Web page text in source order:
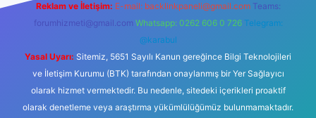
Reklam ve İletişim: E-mail: backlinkpaneli@gmail.com Teams:
forumhizmeti@gmail.com Whatsapp: 0262 606 0 726 Telegram:
@karabul
Yasal Uyarı: Sitemiz, 5651 Sayılı Kanun gereğince Bilgi Teknolojileri
ve İletişim Kurumu (BTK) tarafından onaylanmış bir Yer Sağlayıcı
olarak hizmet vermektedir. Bu nedenle, sitedeki içerikleri proaktif
olarak denetleme veya araştırma yükümlülüğümüz bulunmamaktadır.